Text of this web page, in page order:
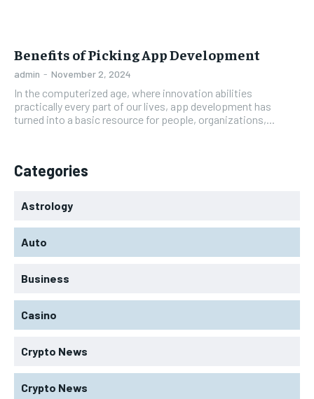
Benefits of Picking App Development
admin - November 2, 2024
In the computerized age, where innovation abilities
practically every part of our lives, app development has
turned into a basic resource for people, organizations,...
Categories
Astrology
Auto
Business
Casino
Crypto News
Crypto News